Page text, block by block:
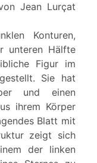
Jean Lurçat
Konturen,
unteren Hälfte
Figur im
Sie hat
und einen
ihrem Körper
Blatt mit
zeigt sich
der linken